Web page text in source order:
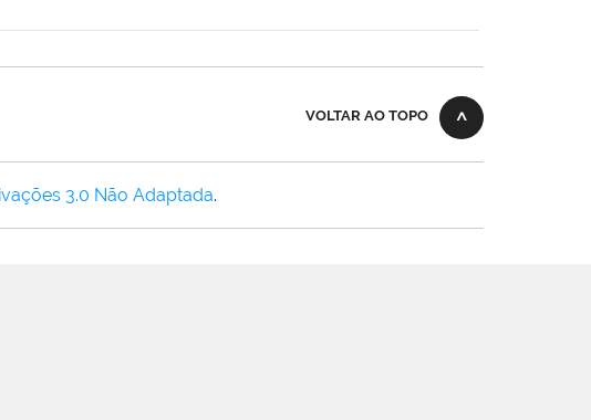
VOLTAR AO TOPO
3.0 Não Adaptada.